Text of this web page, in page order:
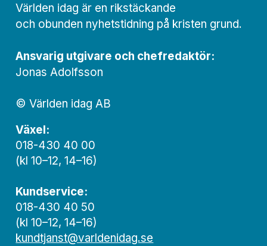
Världen idag är en rikstäckande
och obunden nyhets­­­tidning på kristen grund.
Ansvarig utgivare och chef­redaktör:
Jonas Adolfsson
© Världen idag AB
Växel:
018-430 40 00
(kl 10–12, 14–16)
Kundservice:
018-430 40 50
(kl 10–12, 14–16)
kundtjanst@varldenidag.se